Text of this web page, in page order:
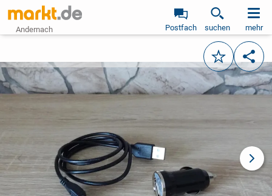
Andernach Postfach suchen mehr
Merken
vorheriges Bild